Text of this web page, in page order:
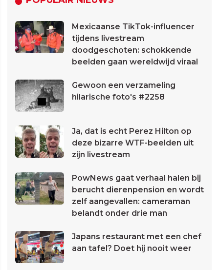
Mexicaanse TikTok-influencer
tijdens livestream
doodgeschoten: schokkende
beelden gaan wereldwijd viraal
Gewoon een verzameling
hilarische foto's #2258
Ja, dat is echt Perez Hilton op
deze bizarre WTF-beelden uit
zijn livestream
PowNews gaat verhaal halen bij
berucht dierenpension en wordt
zelf aangevallen: cameraman
belandt onder drie man
Japans restaurant met een chef
aan tafel? Doet hij nooit weer